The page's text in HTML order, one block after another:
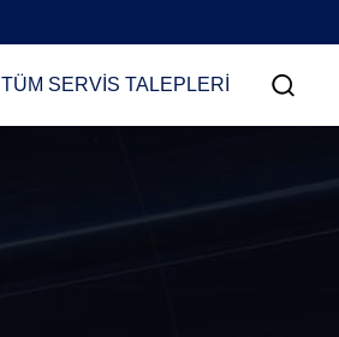
TÜM SERVIS TALEPLERI